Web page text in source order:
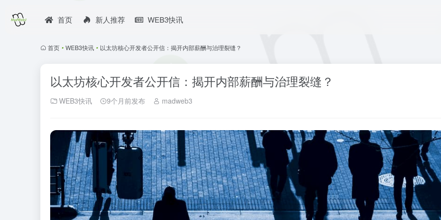
首页 新人推荐 WEB3快讯
首页 • WEB3快讯 • 以太坊核心开发者公开信：揭开内部薪酬与治理裂缝？
以太坊核心开发者公开信：揭开内部薪酬与治理裂缝？
WEB3快讯 9个月前发布 madweb3